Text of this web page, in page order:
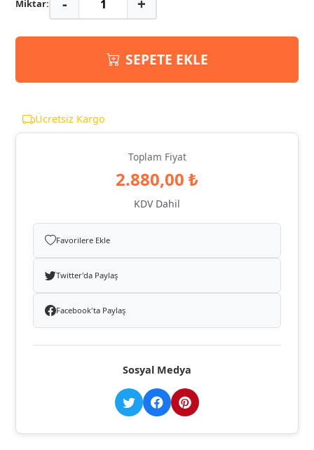
Miktar:
SEPETE EKLE
Ücretsiz Kargo
Toplam Fiyat
2.880,00 ₺
KDV Dahil
Favorilere Ekle
Twitter'da Paylaş
Facebook'ta Paylaş
Sosyal Medya